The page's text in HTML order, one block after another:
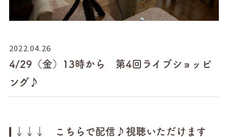
2022.04.26
4/29（金）13時から 第4回ライブショッピ
ング♪
↓↓↓ こちらで配信♪視聴いただけます